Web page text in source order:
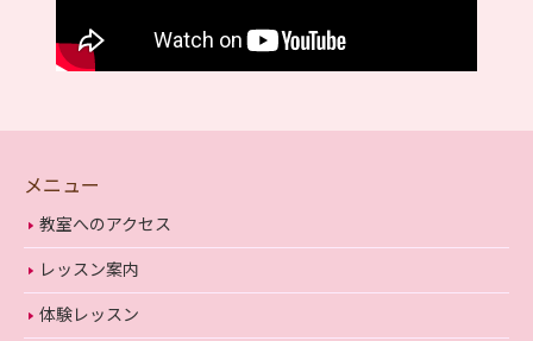
メニュー
教室へのアクセス
レッスン案内
体験レッスン